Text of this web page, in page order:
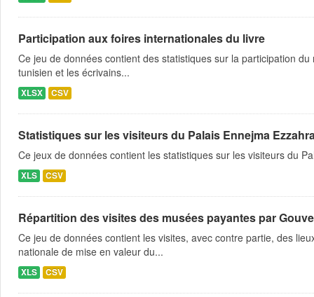
Participation aux foires internationales du livre
Ce jeu de données contient des statistiques sur la participation
tunisien et les écrivains...
XLSX CSV
Statistiques sur les visiteurs du Palais Ennejma
Ce jeux de données contient les statistiques sur les visiteurs du
XLS CSV
Répartition des visites des musées payantes par
Ce jeu de données contient les visites, avec contre partie, des
nationale de mise en valeur du...
XLS CSV